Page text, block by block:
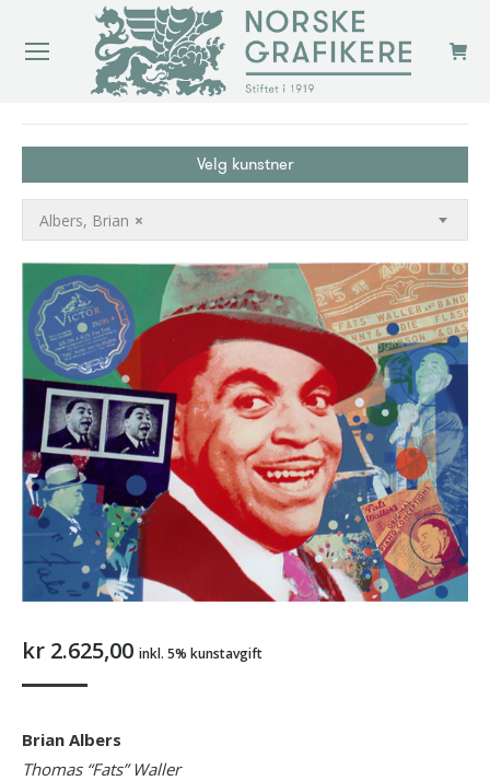
Velg kunstner
×
Albers, Brian
kr 2.625,00 inkl. 5% kunstavgift
Brian Albers
Thomas “Fats” Waller